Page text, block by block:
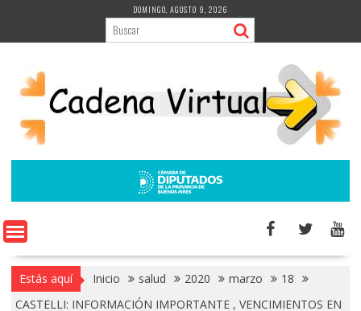
contenido
DOMINGO, AGOSTO 9, 2026
Estás aquí Inicio salud 2020 marzo
18
CASTELLI: INFORMACIÓN IMPORTANTE , VENCIMIENTOS EN